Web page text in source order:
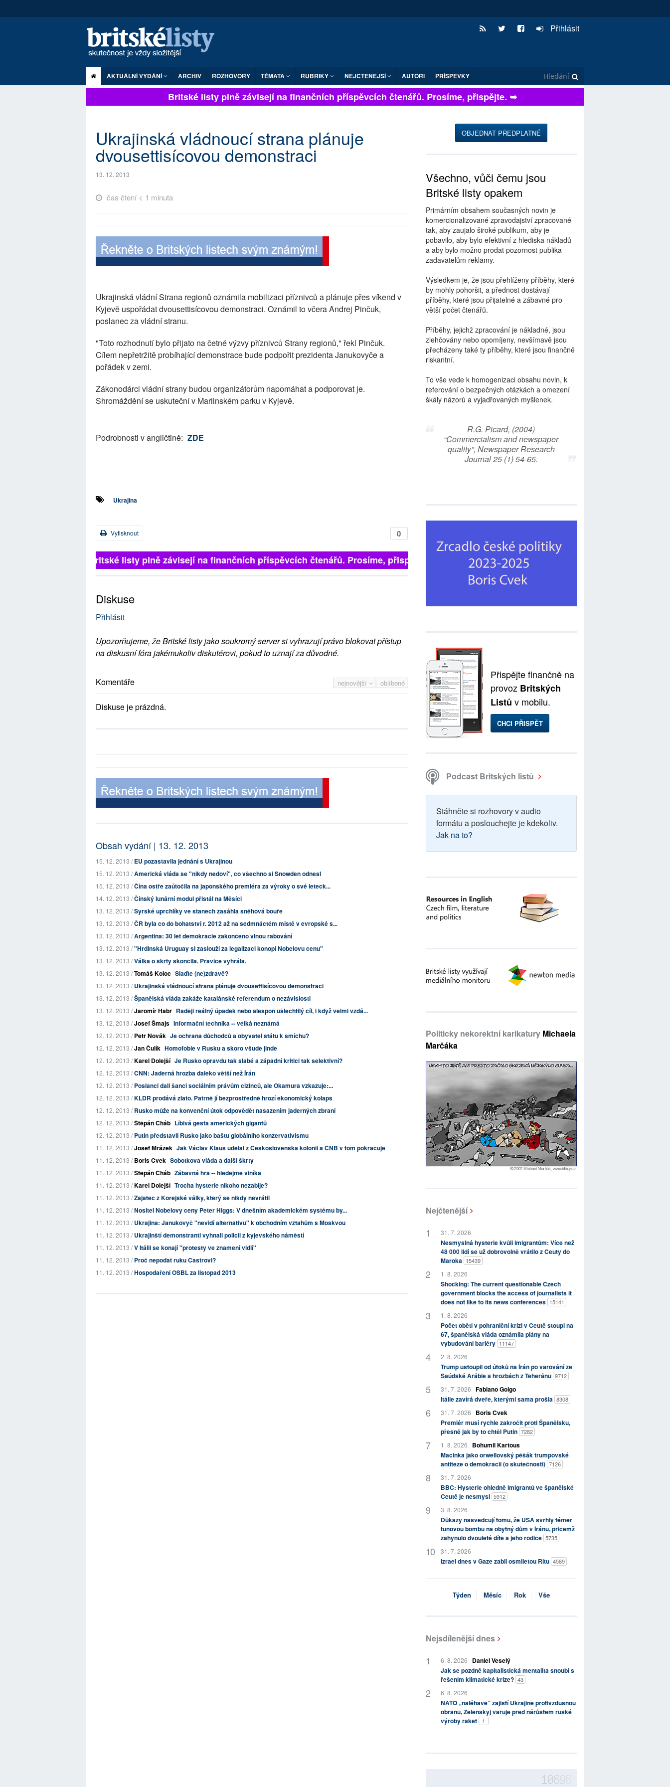
Přihlásit
AKTUÁLNÍ VYDÁNÍ ARCHIV ROZHOVORY TÉMATA RUBRIKY NEJČTENĚJŠÍ AUTOŘI PŘÍSPĚVKY
Britské listy plně závisejí na finančních příspěvcích čtenářů. Prosíme, přispějte. ➥
Ukrajinská vládnoucí strana plánuje
dvousettisícovou demonstraci
13. 12. 2013
čas čtení < 1 minuta
Ukrajinská vládní Strana regionů oznámila mobilizaci příznivců a plánuje přes víkend v
Kyjevě uspořádat dvousettisícovou demonstraci. Oznámil to včera Andrej Pinčuk,
poslanec za vládní stranu.
"Toto rozhodnutí bylo přijato na četné výzvy příznivců Strany regionů," řekl Pinčuk.
Cílem nepřetržitě probíhající demonstrace bude podpořit prezidenta Janukovyče a
pořádek v zemi.
Zákonodárci vládní strany budou organizátorům napomáhat a podporovat je.
Shromáždění se uskuteční v Mariinském parku v Kyjevě.
Podrobnosti v angličtině: ZDE
Ukrajina
0
Vytisknout
Britské listy plně závisejí na finančních příspěvcích čtenářů. Prosíme, přispějte. ➥
Diskuse
Přihlásit
Upozorňujeme, že Britské listy jako soukromý server si vyhrazují právo blokovat přístup
na diskusní fóra jakémukoliv diskutérovi, pokud to uznají za důvodné.
nejnovější oblíbené
Komentáře
Diskuse je prázdná.
Obsah vydání | 13. 12. 2013
15. 12. 2013 /EU pozastavila jednání s Ukrajinou
15. 12. 2013 /Americká vláda se "nikdy nedoví", co všechno si Snowden odnesl
15. 12. 2013 /Čína ostře zaútočila na japonského premiéra za výroky o své leteck...
14. 12. 2013 /Čínský lunární modul přistál na Měsíci
13. 12. 2013 /Syrské uprchlíky ve stanech zasáhla sněhová bouře
13. 12. 2013 /ČR byla co do bohatství r. 2012 až na sedmnáctém místě v evropské s...
13. 12. 2013 /Argentina: 30 let demokracie zakončeno vlnou rabování
13. 12. 2013 /"Hrdinská Uruguay si zaslouží za legalizaci konopí Nobelovu cenu"
13. 12. 2013 /Válka o škrty skončila. Pravice vyhrála.
13. 12. 2013 /Tomáš Koloc Slaďte (ne)zdravě?
13. 12. 2013 /Ukrajinská vládnoucí strana plánuje dvousettisícovou demonstraci
13. 12. 2013 /Španělská vláda zakáže katalánské referendum o nezávislosti
13. 12. 2013 /Jaromír Habr Raději reálný úpadek nebo alespoň ušlechtilý cíl, i když velmi vzdá...
13. 12. 2013 /Josef Šmajs Informační technika -- velká neznámá
12. 12. 2013 /Petr Novák Je ochrana důchodců a obyvatel státu k smíchu?
12. 12. 2013 /Jan Čulík Homofobie v Rusku a skoro všude jinde
12. 12. 2013 /Karel Dolejší Je Rusko opravdu tak slabé a západní kritici tak selektivní?
12. 12. 2013 /CNN: Jaderná hrozba daleko větší než Írán
12. 12. 2013 /Poslanci dali šanci sociálním právům cizinců, ale Okamura vzkazuje:...
12. 12. 2013 /KLDR prodává zlato. Patrně jí bezprostředně hrozí ekonomický kolaps
12. 12. 2013 /Rusko může na konvenční útok odpovědět nasazením jaderných zbraní
12. 12. 2013 /Štěpán Cháb Líbivá gesta amerických gigantů
12. 12. 2013 /Putin představil Rusko jako baštu globálního konzervativismu
11. 12. 2013 /Josef Mrázek Jak Václav Klaus udělal z Československa kolonii a ČNB v tom pokračuje
11. 12. 2013 /Boris Cvek Sobotkova vláda a další škrty
11. 12. 2013 /Štěpán Cháb Zábavná hra -- hledejme viníka
11. 12. 2013 /Karel Dolejší Trocha hysterie nikoho nezabije?
11. 12. 2013 /Zajatec z Korejské války, který se nikdy nevrátil
11. 12. 2013 /Nositel Nobelovy ceny Peter Higgs: V dnešním akademickém systému by...
11. 12. 2013 /Ukrajina: Janukovyč "nevidí alternativu" k obchodním vztahům s Moskvou
11. 12. 2013 /Ukrajinští demonstranti vyhnali policii z kyjevského náměstí
11. 12. 2013 /V Itálii se konají "protesty ve znamení vidlí"
11. 12. 2013 /Proč nepodat ruku Castrovi?
11. 12. 2013 /Hospodaření OSBL za listopad 2013
OBJEDNAT PŘEDPLATNÉ
Všechno, vůči čemu jsou
Britské listy opakem
Primárním obsahem současných novin je
komercionalizované zpravodajství zpracované
tak, aby zaujalo široké publikum, aby je
pobavilo, aby bylo efektivní z hlediska nákladů
a aby bylo možno prodat pozornost publika
zadavatelům reklamy.
Výsledkem je, že jsou přehlíženy příběhy, které
by mohly pohoršit, a přednost dostávají
příběhy, které jsou přijatelné a zábavné pro
větší počet čtenářů.
Příběhy, jejichž zpracování je nákladné, jsou
zlehčovány nebo opomíjeny, nevšímavě jsou
přecházeny také ty příběhy, které jsou finančně
riskantní.
To vše vede k homogenizaci obsahu novin, k
referování o bezpečných otázkách a omezení
škály názorů a vyjadřovaných myšlenek.
R.G. Picard, (2004)
“Commercialism and newspaper
quality”, Newspaper Research
Journal 25 (1) 54-65.
Přispějte finančně na
provoz Britských
Listů v mobilu.
CHCI PŘISPĚT
Podcast Britských listů
Stáhněte si rozhovory v audio
formátu a poslouchejte je kdekoliv.
Jak na to?
Politicky nekorektní karikatury Michaela
Marčáka
Nejčtenější
31. 7. 2026
Nesmyslná hysterie kvůli imigrantům: Více než
48 000 lidí se už dobrovolně vrátilo z Ceuty do
Maroka 15439
1. 8. 2026
Shocking: The current questionable Czech
government blocks the access of journalists it
does not like to its news conferences 15141
1. 8. 2026
Počet obětí v pohraniční krizi v Ceutě stoupl na
67, španělská vláda oznámila plány na
vybudování bariéry 11147
2. 8. 2026
Trump ustoupil od útoků na Írán po varování ze
Saúdské Arábie a hrozbách z Teheránu 9712
31. 7. 2026 Fabiano Golgo
Itálie zavírá dveře, kterými sama prošla 8308
31. 7. 2026
Boris Cvek
Premiér musí rychle zakročit proti Španělsku,
přesně jak by to chtěl Putin 7282
1. 8. 2026
Bohumil Kartous
Macinka jako orwellovský pěšák trumpovské
antiteze o demokracii (o skutečnosti) 7126
31. 7. 2026
BBC: Hysterie ohledně imigrantů ve španělské
Ceutě je nesmysl 5912
3. 8. 2026
Důkazy nasvědčují tomu, že USA svrhly téměř
tunovou bombu na obytný dům v Íránu, přičemž
zahynulo dvouleté dítě a jeho rodiče 5735
31. 7. 2026
Izrael dnes v Gaze zabil osmiletou Ritu 4589
Týden Měsíc Rok Vše
Nejsdílenější dnes
6. 8. 2026
Daniel Veselý
Jak se pozdně kapitalistická mentalita snoubí s
řešením klimatické krize? 43
6. 8. 2026
NATO „naléhavě“ zajistí Ukrajině protivzdušnou
obranu, Zelenskyj varuje před nárůstem ruské
výroby raket
1
10696